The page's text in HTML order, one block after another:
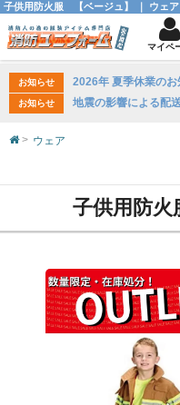
お知らせ 2026年 夏季休業のお
お知らせ 地震の影響による配
ウェア
子供用防
子供用防火服 【ベージュ】 ｜ ウェア
マイペ